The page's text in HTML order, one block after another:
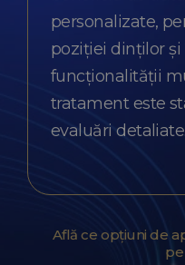
personalizate,
poziției dinților
funcționalității
tratament este
evaluări detaliate.
Află ce opțiuni de